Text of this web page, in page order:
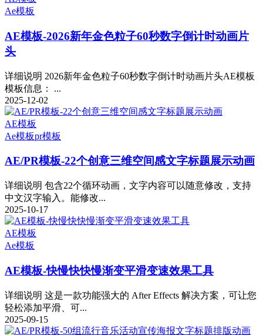
Ae模板
AE模板-2026新年金色粒子60秒数字倒计时动画片
头
详细说明 2026新年金色粒子60秒数字倒计时动画片头AE模板
模板信息： ...
2025-12-02
AE模板
Ae模板pr模板
AE/PR模板-22个创意三维空间感文字标题展示动画
详细说明 包含22个循环动画，文字内容可以随意修改，支持
中文汉字输入。能修改...
2025-10-17
AE模板
Ae模板
AE模板-快慢快快慢渐变平滑变速效果工具
详细说明 这是一款功能强大的 After Effects 解决方案，可让您
轻松添加平滑、可...
2025-09-15